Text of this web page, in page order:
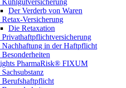
Kühlgutversicherung
Der Verderb von Waren
Versicherung
Die Retaxation
Nachhaftung in der Haftpflicht
PharmaRisk® FIXUM
Berufshaftpflicht